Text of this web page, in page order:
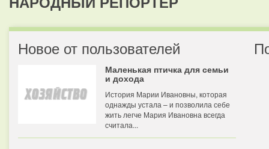
Новое от пользователей
Маленькая птичка для семьи
и дохода
История Марии Ивановны, которая
однажды устала – и позволила себе
жить легче Мария Ивановна всегда
считала...